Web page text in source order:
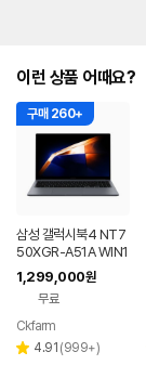
이런 상품 어때요?
구매 260+
삼성 갤럭시북4 NT7
50XGR-A51A WIN1
1 FPP(버젼UP설치)
업무용 학생용 사무용
노트북 문스톤그레이
1,299,000원
무료
페이
Ckfarm
별 4.91 리
(999+)